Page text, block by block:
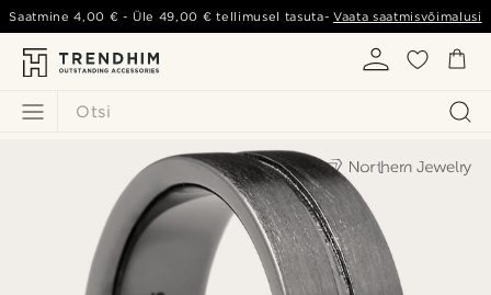
Otsi
Saatmine4,00 € - Üle 49,00 € tellimusel tasuta-Vaata saatmisvõimalusi